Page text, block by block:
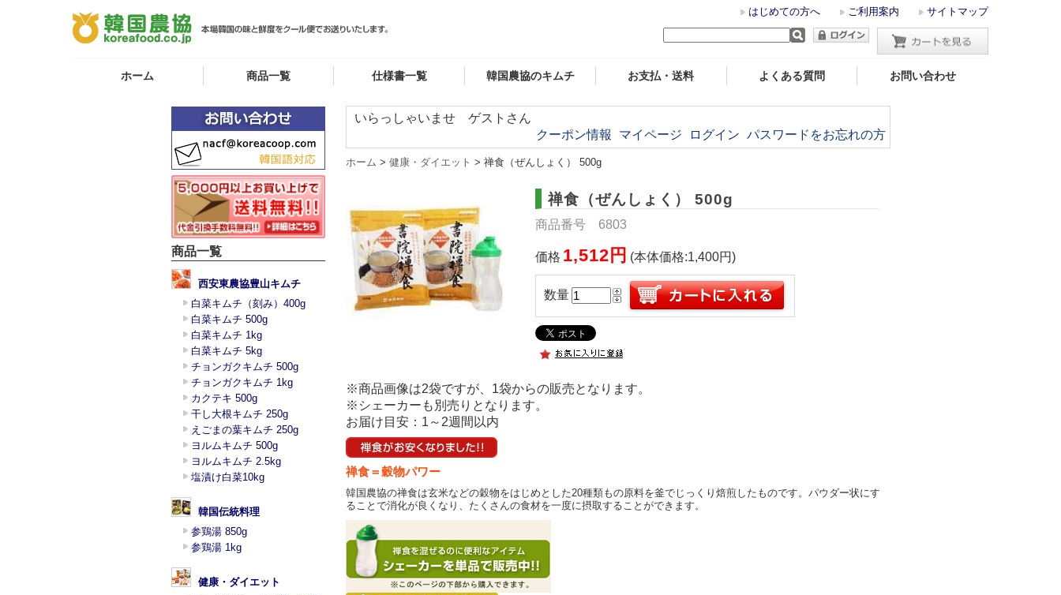
はじめての方へ ご利用案内 サイトマップ
ホーム 商品一覧 仕様書一覧 韓国農協のキムチ お支払・送料 よくある質問 お問い合わせ
商品一覧
西安東農協豊山キムチ
白菜キムチ（刻み）400g
白菜キムチ 500g
白菜キムチ 1kg
白菜キムチ 5kg
チョンガクキムチ 500g
チョンガクキムチ 1kg
カクテキ 500g
干し大根キムチ 250g
えごまの葉キムチ 250g
ヨルムキムチ 500g
ヨルムキムチ 2.5kg
塩漬け白菜10kg
韓国伝統料理
参鶏湯 850g
参鶏湯 1kg
健康・ダイエット
いらっしゃいませ ゲストさん
クーポン情報
マイページ ログイン パスワードをお忘れの方
ホーム > 健康・ダイエット > 禅食（ぜんしょく） 500g
禅食（ぜんしょく） 500g
商品番号 6803
価格 1,512円 (本体価格:1,400円)
数量
※商品画像は2袋ですが、1袋からの販売となります。
※シェーカーも別売りとなります。
お届け目安：1～2週間以内
禅食＝穀物パワー
韓国農協の禅食は玄米などの穀物をはじめとした20種類もの原料を釜でじっくり焙煎したものです。パウダー状にす
ることで消化が良くなり、たくさんの食材を一度に摂取することができます。